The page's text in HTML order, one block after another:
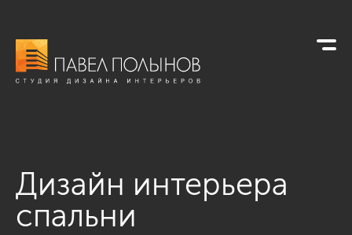
Дизайн интерьера
спальни